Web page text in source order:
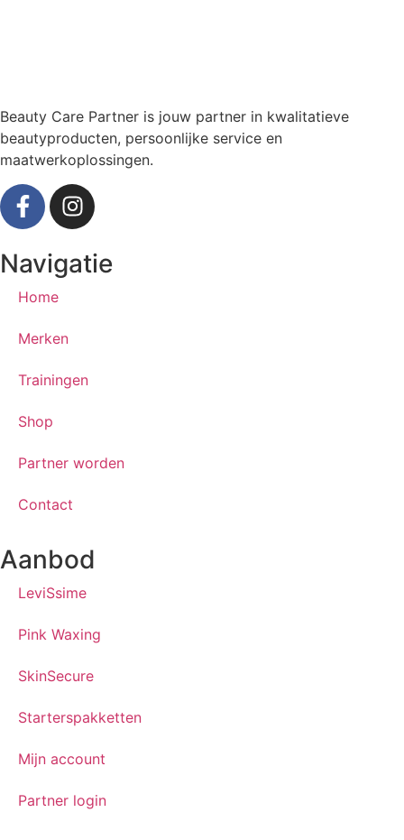
Beauty Care Partner is jouw partner in kwalitatieve
beautyproducten, persoonlijke service en
maatwerkoplossingen.
Navigatie
Home
Merken
Trainingen
Shop
Partner worden
Contact
Aanbod
LeviSsime
Pink Waxing
SkinSecure
Starterspakketten
Mijn account
Partner login